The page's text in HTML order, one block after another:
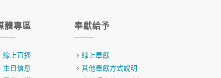
體專區
線上直播
主日信息
奉獻給予
線上奉獻
其他奉獻方式說明